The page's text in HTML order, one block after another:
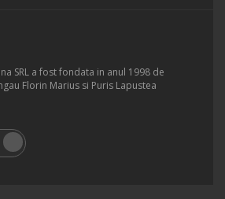
SRL a fost fondata in anul 1998 de
Florin Marius si Puris Lapustea